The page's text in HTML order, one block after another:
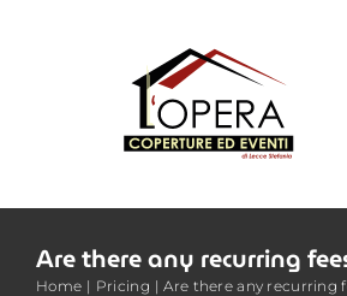
HOME
SERVIZI
Are there any recurring
Home Pricing Are there any recurring